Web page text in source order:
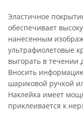
Эластичное
обеспечивает
нанесенным
ультрафиолетовые
выгорать в течении
Вносить
шариковой ручкой
Наклейка имеет
приклеивается к